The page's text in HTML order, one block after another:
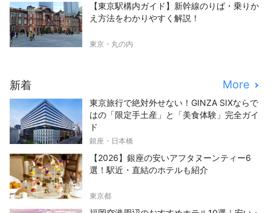
【東京駅構内ガイド】新幹線のりば・乗りか
え方法をわかりやすく解説！
東京・丸の内
新着 More
東京旅行で絶対外せない！GINZA SIXならで
はの「限定手土産」と「美食体験」完全ガイ
ド
銀座・日本橋
【2026】銀座の安いアフタヌーンティー6
選！駅近・直結のホテルも紹介
東京都